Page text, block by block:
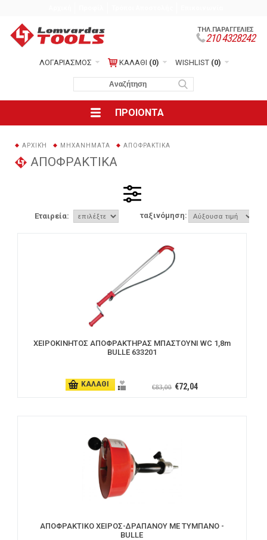
ΤΗΛ.ΠΑΡΑΓΓΕΛΙΕΣ
210 4328242
ΛΟΓΑΡΙΑΣΜΟΣ ΚΑΛΑΘΙ (0) WISHLIST (0)
ΠΡΟΙΟΝΤΑ
ΑΡΧΙΚΉ ΜΗΧΑΝΗΜΑΤΑ ΑΠΟΦΡΑΚΤΙΚΑ
ΑΠΟΦΡΑΚΤΙΚΑ
Εταιρεία: ταξινόμηση:
ΧΕΙΡΟΚΙΝΗΤΟΣ ΑΠΟΦΡΑΚΤΗΡΑΣ ΜΠΑΣΤΟΥΝΙ WC 1,8m
BULLE 633201
ΚΑΛΑΘΙ €72,04
€83,00
ΑΠΟΦΡΑΚΤΙΚΟ ΧΕΙΡΟΣ-ΔΡΑΠΑΝΟΥ ΜΕ ΤΥΜΠΑΝΟ -
BULLE